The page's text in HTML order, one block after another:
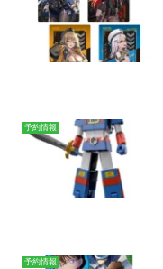
予約情報
予約情報